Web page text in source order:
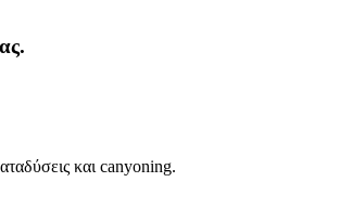
και canyoning.